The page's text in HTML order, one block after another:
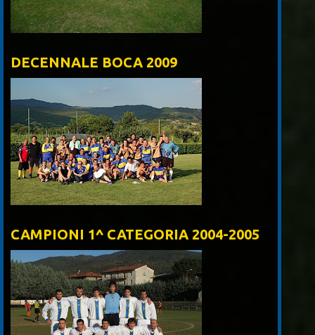
DECENNALE BOCA 2009
CAMPIONI 1^ CATEGORIA 2004-2005